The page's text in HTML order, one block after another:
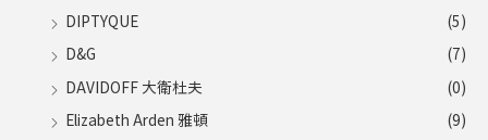
DIPTYQUE
(5)
D&G
(7)
DAVIDOFF 大衛杜夫
(0)
Elizabeth Arden 雅頓
(9)